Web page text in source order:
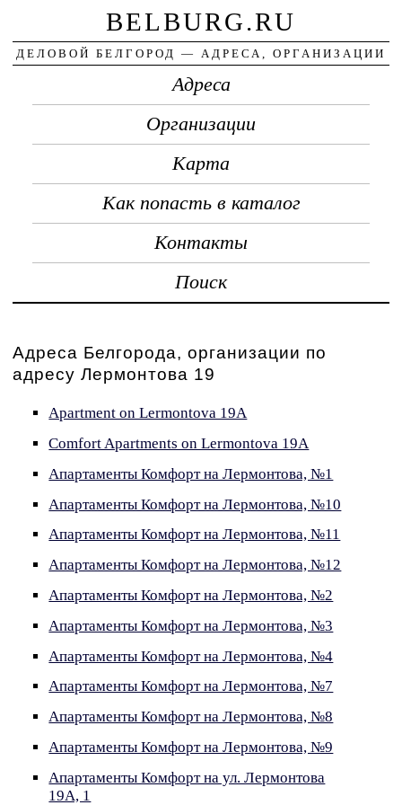
BELBURG.RU
ДЕЛОВОЙ БЕЛГОРОД — АДРЕСА, ОРГАНИЗАЦИИ
Адреса
Организации
Карта
Как попасть в каталог
Контакты
Поиск
Адреса Белгорода, организации по
адресу Лермонтова 19
Apartment on Lermontova 19A
Comfort Apartments on Lermontova 19A
Апартаменты Комфорт на Лермонтова, №1
Апартаменты Комфорт на Лермонтова, №10
Апартаменты Комфорт на Лермонтова, №11
Апартаменты Комфорт на Лермонтова, №12
Апартаменты Комфорт на Лермонтова, №2
Апартаменты Комфорт на Лермонтова, №3
Апартаменты Комфорт на Лермонтова, №4
Апартаменты Комфорт на Лермонтова, №7
Апартаменты Комфорт на Лермонтова, №8
Апартаменты Комфорт на Лермонтова, №9
Апартаменты Комфорт на ул. Лермонтова
19А, 1